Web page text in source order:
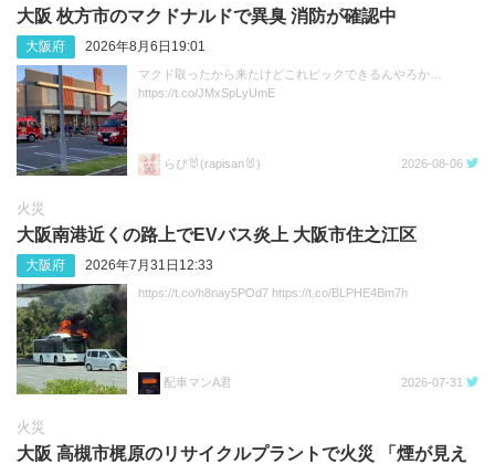
大阪 枚方市のマクドナルドで異臭 消防が確認中
大阪府 2026年8月6日19:01
マクド取ったから来たけどこれピックできるんやろか…
https://t.co/JMxSpLyUmE
らぴ🐰(rapisan🐰) 2026-08-06
火災
大阪南港近くの路上でEVバス炎上 大阪市住之江区
大阪府 2026年7月31日12:33
https://t.co/h8nay5POd7 https://t.co/BLPHE4Bm7h
配車マンA君 2026-07-31
火災
大阪 高槻市梶原のリサイクルプラントで火災 「煙が見え